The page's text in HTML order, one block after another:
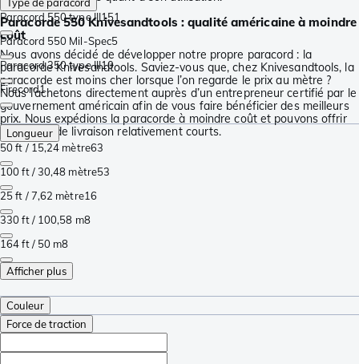
Paracorde 550 Knivesandtools : qualité américaine à moindre
coût
Nous avons décidé de développer notre propre paracord : la
paracorde Knivesandtools. Saviez-vous que, chez Knivesandtools, la
paracorde est moins cher lorsque l’on regarde le prix au mètre ?
Nous l’achetons directement auprès d’un entrepreneur certifié par le
gouvernement américain afin de vous faire bénéficier des meilleurs
prix. Nous expédions la paracorde à moindre coût et pouvons offrir
des délais de livraison relativement courts.
Type de paracord
Paracord 550 type III151
Paracord 550 Mil-Spec5
Paracord 350 type III10
Firecord1
Longueur
50 ft / 15,24 mètre63
100 ft / 30,48 mètre53
25 ft / 7,62 mètre16
330 ft / 100,58 m8
164 ft / 50 m8
Afficher plus
Couleur
Force de traction